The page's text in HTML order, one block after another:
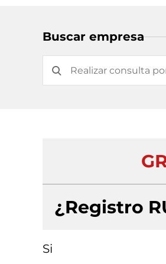
Buscar empresa
¿Registro
Si